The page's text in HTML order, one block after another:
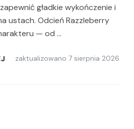
gładkie wykończenie i
ustach. Odcień Razzleberry
— od …
zaktualizowano 7 sierpnia 2026